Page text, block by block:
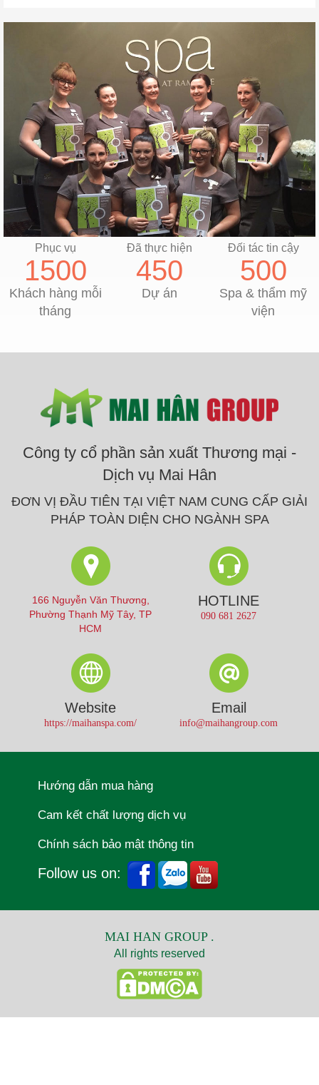
Phục vụ
1500
Khách hàng mỗi
tháng
Đã thực hiện
450
Dự án
Đối tác tin cậy
500
Spa & thẩm mỹ
viện
Công ty cổ phần sản xuất Thương mại -
Dịch vụ Mai Hân
ĐƠN VỊ ĐẦU TIÊN TẠI VIỆT NAM CUNG CẤP GIẢI
PHÁP TOÀN DIỆN CHO NGÀNH SPA
166 Nguyễn Văn Thương,
Phường Thạnh Mỹ Tây, TP
HCM
HOTLINE
090 681 2627
Website
https://maihanspa.com/
Email
info@maihangroup.com
Hướng dẫn mua hàng
Cam kết chất lượng dịch vụ
Chính sách bảo mật thông tin
Follow us on:
MAI HAN GROUP .
All rights reserved